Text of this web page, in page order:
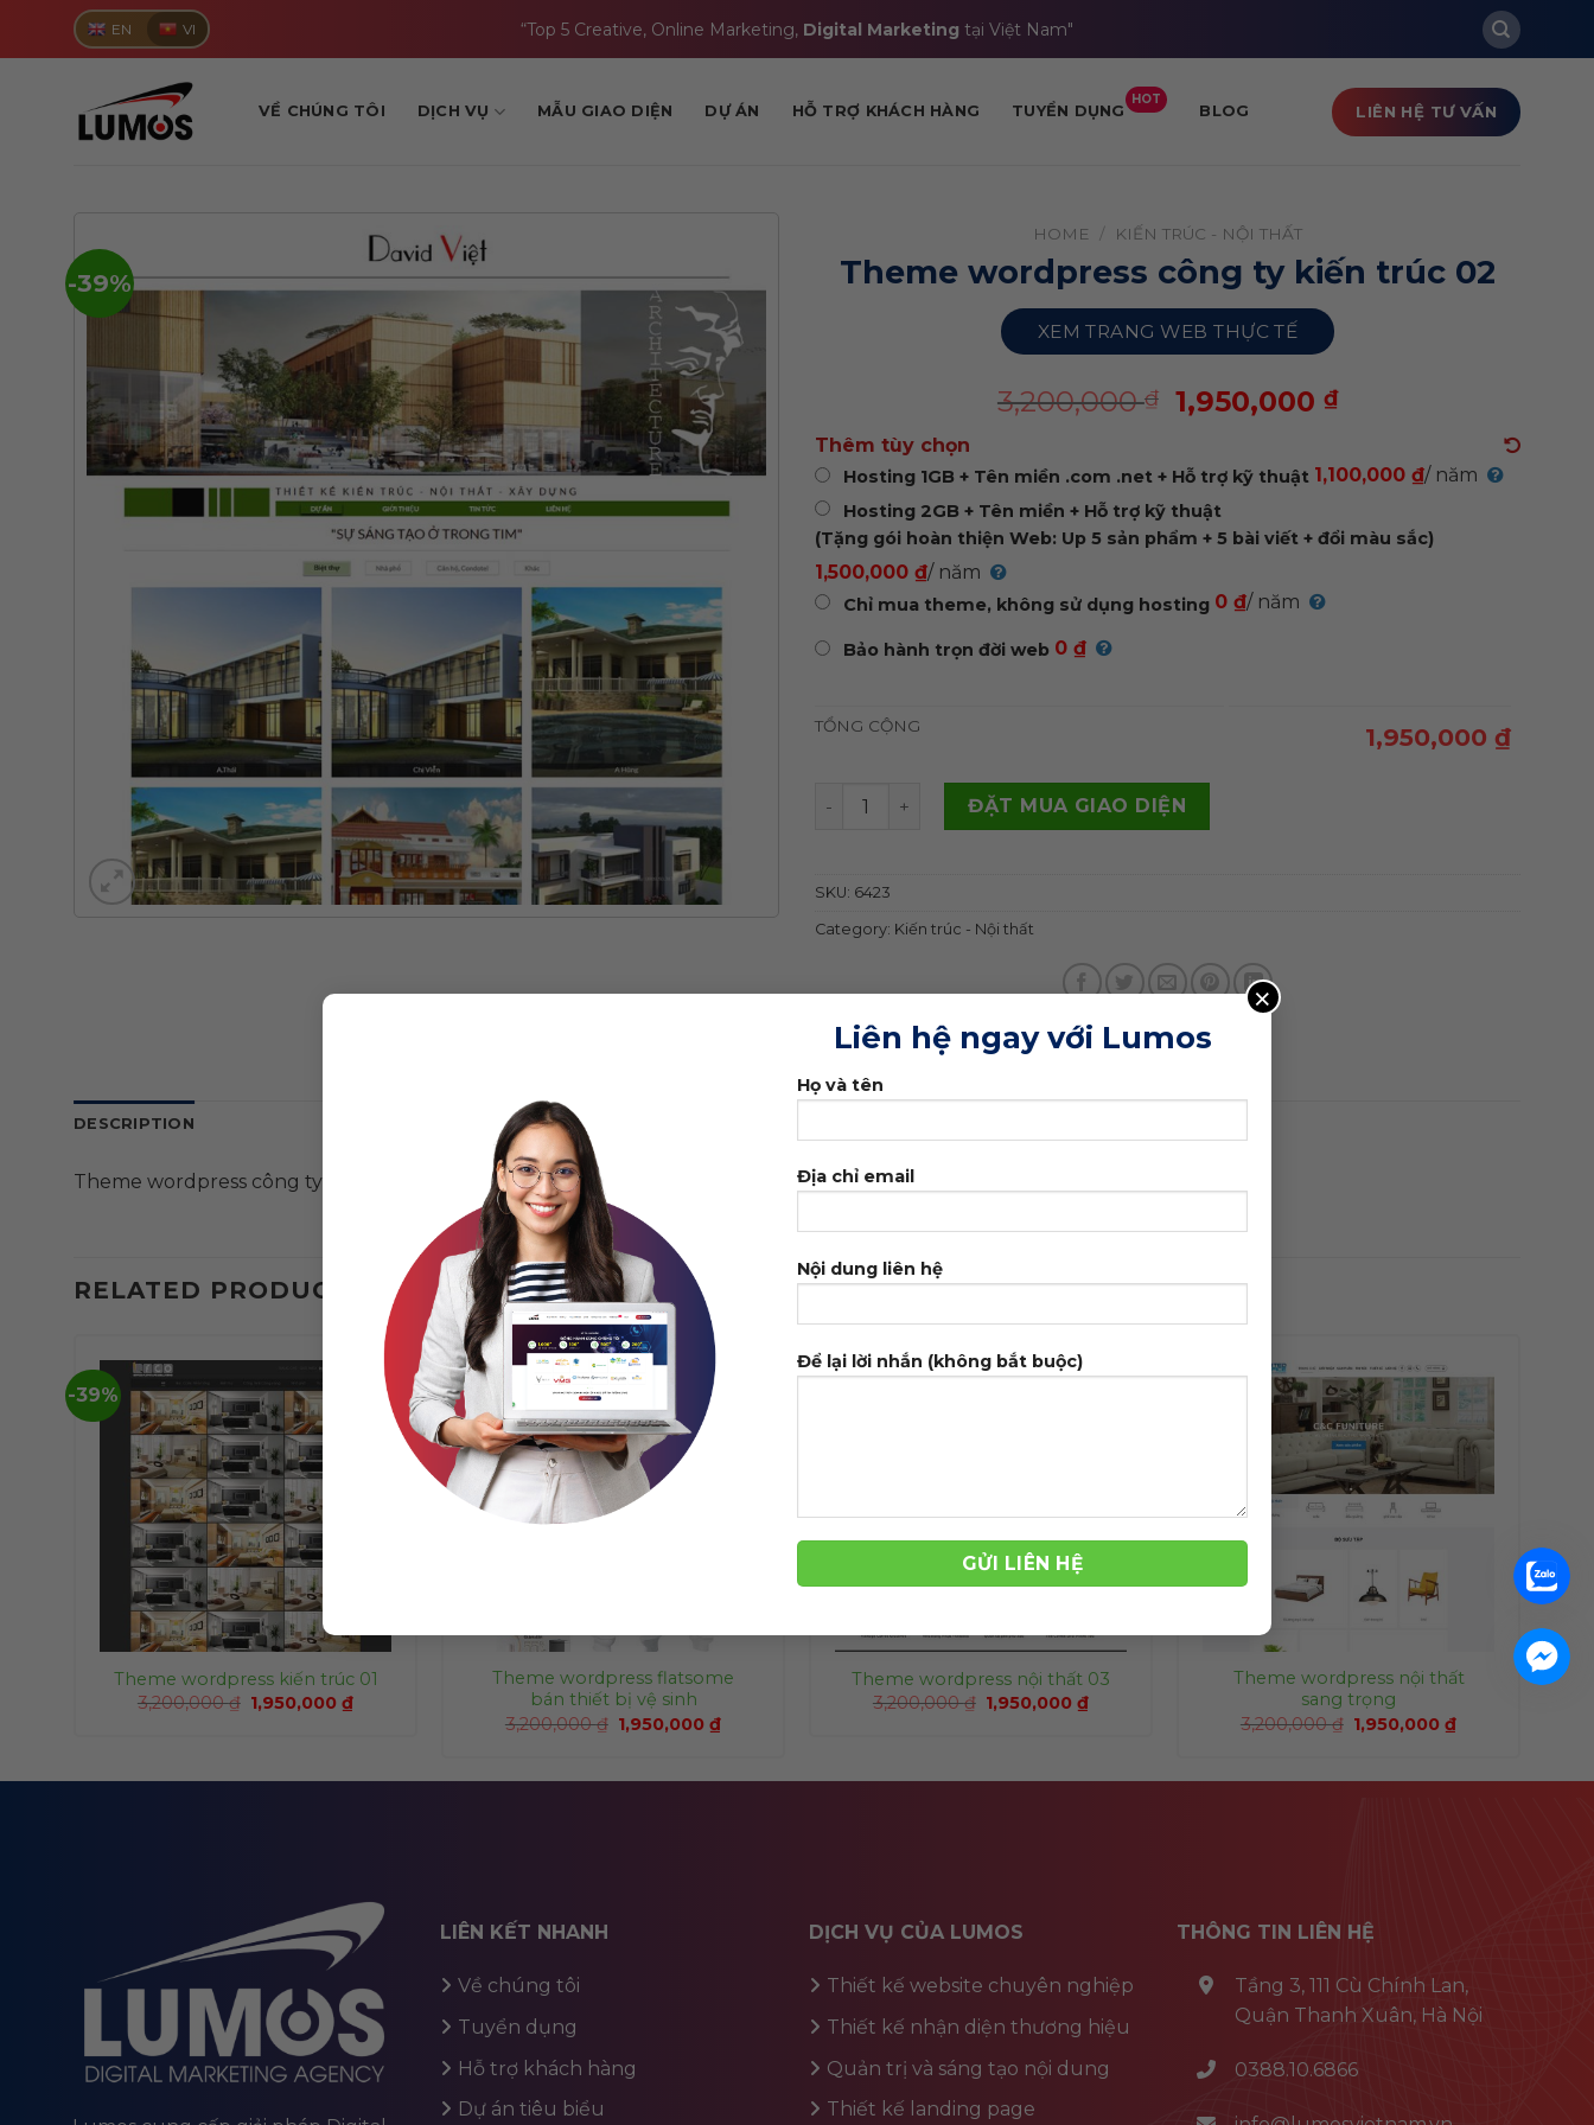
Liên hệ ngay với Lumos
Họ và tên
Địa chỉ email
Nội dung liên hệ
Để lại lời nhắn (không bắt buộc)
×
EN VI “Top 5 Creative, Online Marketing, Digital Marketing tại Việt Nam"
VỀ CHÚNG TÔI DỊCH VỤ MẪU GIAO DIỆN DỰ ÁN HỖ TRỢ KHÁCH HÀNG TUYỂN DỤNG
HOT
BLOG LIÊN HỆ TƯ VẤN
-39%
HOME / KIẾN TRÚC - NỘI THẤT
Theme wordpress công ty kiến trúc 02
XEM TRANG WEB THỰC TẾ
3,200,000₫ 1,950,000₫
Thêm tùy chọn
Hosting 1GB + Tên miền .com .net + Hỗ trợ kỹ thuật 1,100,000 ₫/ năm
Hosting 2GB + Tên miền + Hỗ trợ kỹ thuật
(Tặng gói hoàn thiện Web: Up 5 sản phẩm + 5 bài viết + đổi màu sắc)
1,500,000 ₫/ năm
Chỉ mua theme, không sử dụng hosting 0 ₫/ năm
Bảo hành trọn đời web 0 ₫
TỔNG CỘNG 1,950,000 ₫
Theme wordpress công ty kiến trúc 02 quantity
ĐẶT MUA GIAO DIỆN
SKU: 6423
Category: Kiến trúc - Nội thất
DESCRIPTION
Theme wordpress công ty kiến trúc 02
RELATED PRODUCTS
-39%
Theme wordpress kiến trúc 01
3,200,000₫ 1,950,000₫
-39%
Theme wordpress flatsome
bán thiết bị vệ sinh
3,200,000₫ 1,950,000₫
Theme wordpress nội thất 03
3,200,000₫ 1,950,000₫
Theme wordpress nội thất
sang trọng
3,200,000₫ 1,950,000₫
LIÊN KẾT NHANH
Về chúng tôi
Tuyển dụng
Hỗ trợ khách hàng
Dự án tiêu biểu
DỊCH VỤ CỦA LUMOS
Thiết kế website chuyên nghiệp
Thiết kế nhận diện thương hiệu
Quản trị và sáng tạo nội dung
Thiết kế landing page
THÔNG TIN LIÊN HỆ
Tầng 3, 111 Cù Chính Lan,
Quận Thanh Xuân, Hà Nội
0388.10.6866